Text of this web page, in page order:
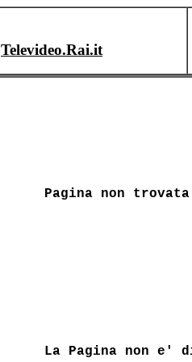
Televideo.Rai.it
Pagina non trovata
La Pagina non e'